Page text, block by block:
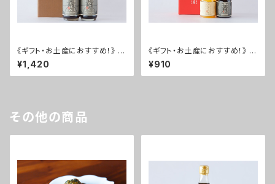
《ギフト・お土産におすすめ！》 く
ろぽん 2本セット
¥1,420
《ギフト・お土産におすすめ！》 く
ろぽん・しろぽん ミニサイズ2本
セット
¥910
その他の商品